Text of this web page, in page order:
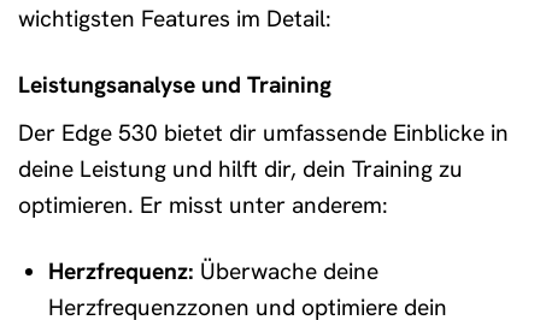
wichtigsten Features im Detail:
Leistungsanalyse und Training
Der Edge 530 bietet dir umfassende Einblicke in
deine Leistung und hilft dir, dein Training zu
optimieren. Er misst unter anderem:
Herzfrequenz: Überwache deine
Herzfrequenzzonen und optimiere dein